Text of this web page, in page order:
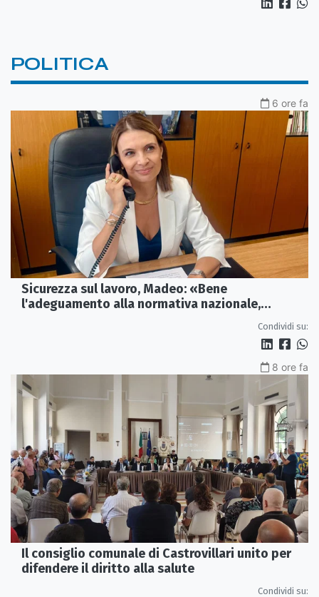
POLITICA
6 ore fa
Sicurezza sul lavoro, Madeo: «Bene
l'adeguamento alla normativa nazionale,
Condividi su:
8 ore fa
Il consiglio comunale di Castrovillari unito per
difendere il diritto alla salute
Condividi su: